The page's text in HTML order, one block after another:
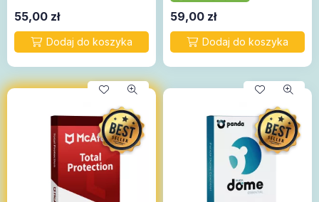
55,00 zł 59,00 zł